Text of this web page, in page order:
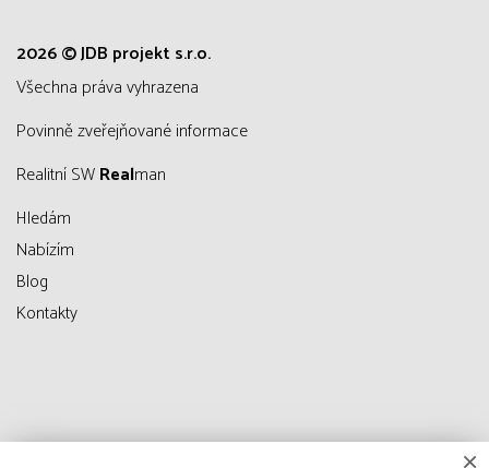
2026 © JDB projekt s.r.o.
všechna práva vyhrazena
Povinně zveřejňované informace
Realitní SWRealman
Hledám
Nabízím
Blog
Kontakty
×